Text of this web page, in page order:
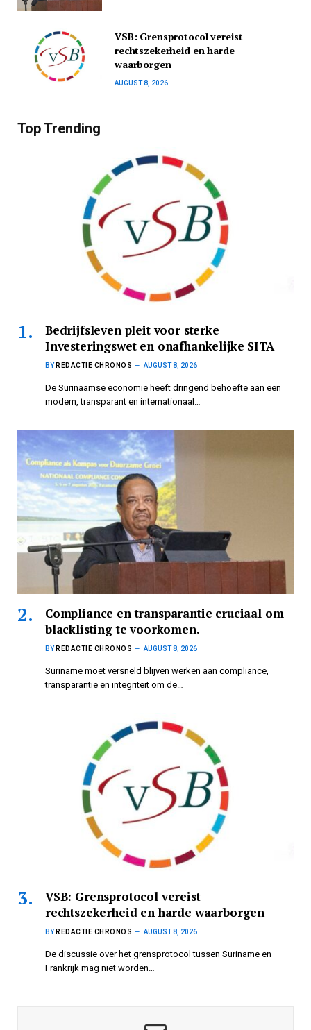
VSB: Grensprotocol vereist
rechtszekerheid en harde
waarborgen
AUGUST 8, 2026
Top Trending
Bedrijfsleven pleit voor sterke
Investeringswet en onafhankelijke SITA
BY REDACTIE CHRONOS AUGUST 8, 2026
De Surinaamse economie heeft dringend behoefte aan een
modern, transparant en internationaal…
Compliance en transparantie cruciaal om
blacklisting te voorkomen.
BY REDACTIE CHRONOS AUGUST 8, 2026
Suriname moet versneld blijven werken aan compliance,
transparantie en integriteit om de…
VSB: Grensprotocol vereist
rechtszekerheid en harde waarborgen
BY REDACTIE CHRONOS AUGUST 8, 2026
De discussie over het grensprotocol tussen Suriname en
Frankrijk mag niet worden…